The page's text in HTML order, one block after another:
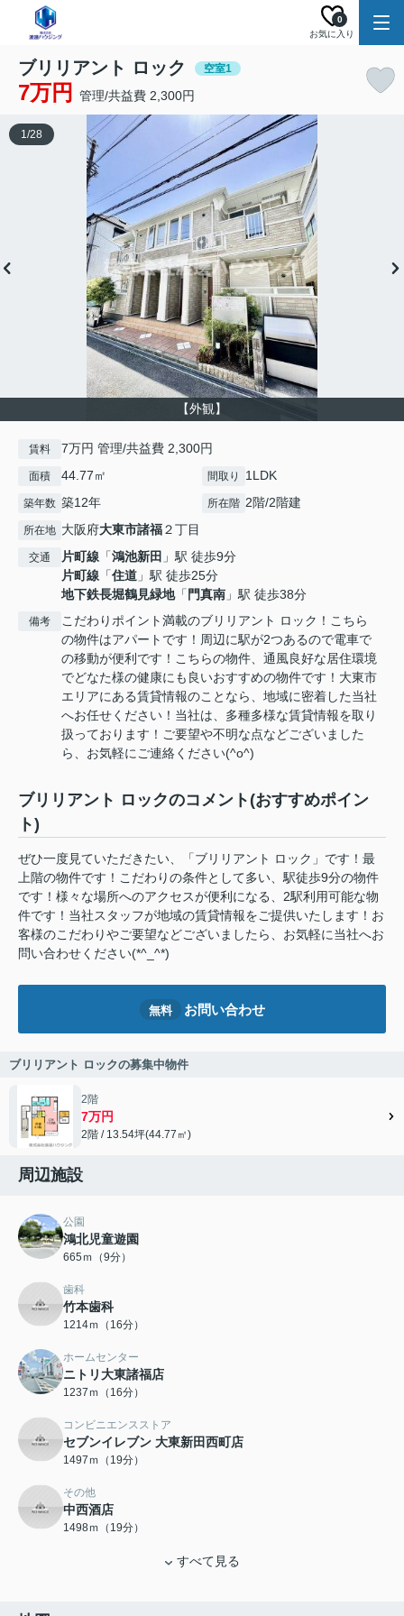
お気に入り
0
ブリリアント ロック 空室1
7万円 管理/共益費 2,300円
【外観】
1/28
賃料 7万円 管理/共益費 2,300円
面積 44.77㎡ 間取り 1LDK
築年数 築12年 所在階 2階/2階建
所在地 大阪府大東市諸福２丁目
交通 片町線 「鴻池新田 」駅 徒歩9分
片町線 「住道 」駅 徒歩25分
地下鉄長堀鶴見緑地「 門真南 」駅 徒歩38分
備考
こだわりポイント満載のブリリアント ロック！こちら
の物件はアパートです！周辺に駅が2つあるので電車で
の移動が便利です！こちらの物件、通風良好な居住環境
でどなた様の健康にも良いおすすめの物件です！大東市
エリアにある賃貸情報のことなら、地域に密着した当社
へお任せください！当社は、多種多様な賃貸情報を取り
扱っております！ご要望や不明な点などございました
ら、お気軽にご連絡ください(^o^)
ブリリアント ロックのコメント(おすすめポイン
ト)
ぜひ一度見ていただきたい、「ブリリアント ロック」です！最
上階の物件です！こだわりの条件として多い、駅徒歩9分の物件
です！様々な場所へのアクセスが便利になる、2駅利用可能な物
件です！当社スタッフが地域の賃貸情報をご提供いたします！お
客様のこだわりやご要望などございましたら、お気軽に当社へお
問い合わせください(*^_^*)
無料 お問い合わせ
ブリリアント ロックの募集中物件
2階
7万円
2階 / 13.54坪(44.77㎡)
周辺施設
公園
鴻北児童遊園
665ｍ（9分）
歯科
竹本歯科
1214ｍ（16分）
ホームセンター
ニトリ大東諸福店
1237ｍ（16分）
コンビニエンスストア
セブンイレブン 大東新田西町店
1497ｍ（19分）
その他
中西酒店
1498ｍ（19分）
すべて見る